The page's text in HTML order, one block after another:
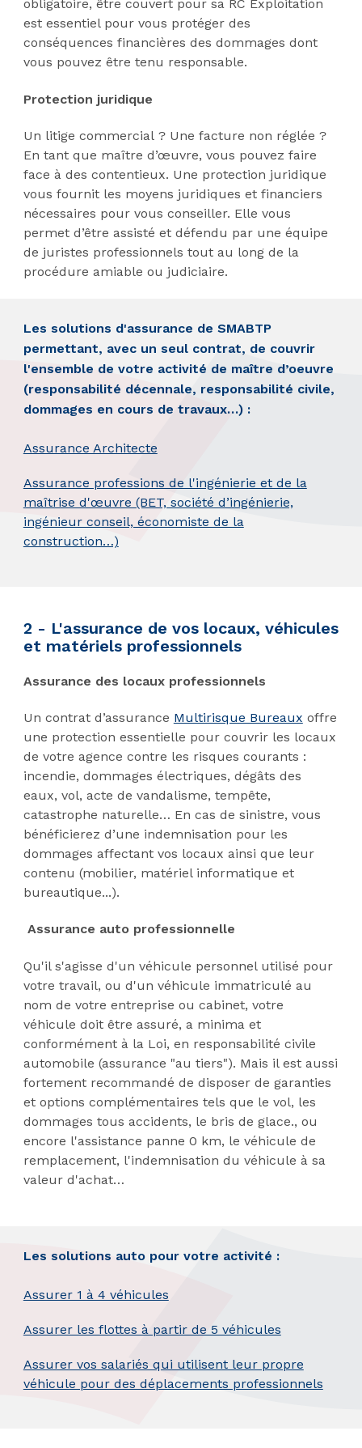
obligatoire, être couvert pour sa RC Exploitation
est essentiel pour vous protéger des
conséquences financières des dommages dont
vous pouvez être tenu responsable.
Protection juridique
Un litige commercial ? Une facture non réglée ?
En tant que maître d’œuvre, vous pouvez faire
face à des contentieux. Une protection juridique
vous fournit les moyens juridiques et financiers
nécessaires pour vous conseiller. Elle vous
permet d’être assisté et défendu par une équipe
de juristes professionnels tout au long de la
procédure amiable ou judiciaire.
Les solutions d'assurance de SMABTP
permettant, avec un seul contrat, de couvrir
l'ensemble de votre activité de maître d’oeuvre
(responsabilité décennale, responsabilité civile,
dommages en cours de travaux…) :
Assurance Architecte
Assurance professions de l'ingénierie et de la
maîtrise d'œuvre (BET, société d’ingénierie,
ingénieur conseil, économiste de la
construction…)
2 - L'assurance de vos locaux, véhicules
et matériels professionnels
Assurance des locaux professionnels
Un contrat d’assurance Multirisque Bureaux offre
une protection essentielle pour couvrir les locaux
de votre agence contre les risques courants :
incendie, dommages électriques, dégâts des
eaux, vol, acte de vandalisme, tempête,
catastrophe naturelle… En cas de sinistre, vous
bénéficierez d’une indemnisation pour les
dommages affectant vos locaux ainsi que leur
contenu (mobilier, matériel informatique et
bureautique...).
Assurance auto professionnelle
Qu'il s'agisse d'un véhicule personnel utilisé pour
votre travail, ou d'un véhicule immatriculé au
nom de votre entreprise ou cabinet, votre
véhicule doit être assuré, a minima et
conformément à la Loi, en responsabilité civile
automobile (assurance "au tiers"). Mais il est aussi
fortement recommandé de disposer de garanties
et options complémentaires tels que le vol, les
dommages tous accidents, le bris de glace., ou
encore l'assistance panne 0 km, le véhicule de
remplacement, l'indemnisation du véhicule à sa
valeur d'achat…
Les solutions auto pour votre activité :
Assurer 1 à 4 véhicules
Assurer les flottes à partir de 5 véhicules
Assurer vos salariés qui utilisent leur propre
véhicule pour des déplacements professionnels